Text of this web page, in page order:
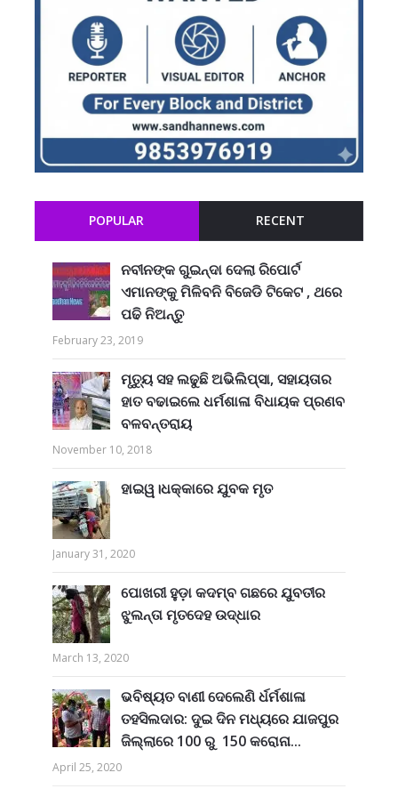
POPULAR RECENT
ନବୀନଙ୍କ ଗୁଇନ୍ଦା ଦେଲା ରିପୋର୍ଟ
ଏମାନଙ୍କୁ ମିଳିବନି ବିଜେଡି ଟିକେଟ , ଥରେ
ପଢି ନିଅନ୍ତୁ
February 23, 2019
ମୃତ୍ୟୁ ସହ ଲଢୁଛି ଅଭିଲିପ୍ସା, ସହାୟତାର
ହାତ ବଢାଇଲେ ଧର୍ମଶାଳା ବିଧାୟକ ପ୍ରଣବ
ବଳବନ୍ତରାୟ
November 10, 2018
ହାଇୱ।ଧକ୍କାରେ ଯୁବକ ମୃତ
January 31, 2020
ପୋଖରୀ ହୁଡ଼ା କଦମ୍ବ ଗଛରେ ଯୁବତୀର
ଝୁଲନ୍ତା ମୃତଦେହ ଉଦ୍ଧାର
March 13, 2020
ଭବିଷ୍ୟତ ବାଣୀ ଦେଲେଣି ର୍ଧର୍ମଶାଳା
ତହସିଲଦାର: ଦୁଇ ଦିନ ମଧ୍ୟରେ ଯାଜପୁର
ଜିଲ୍ଲାରେ 100 ରୁ 150 କରୋନା...
April 25, 2020